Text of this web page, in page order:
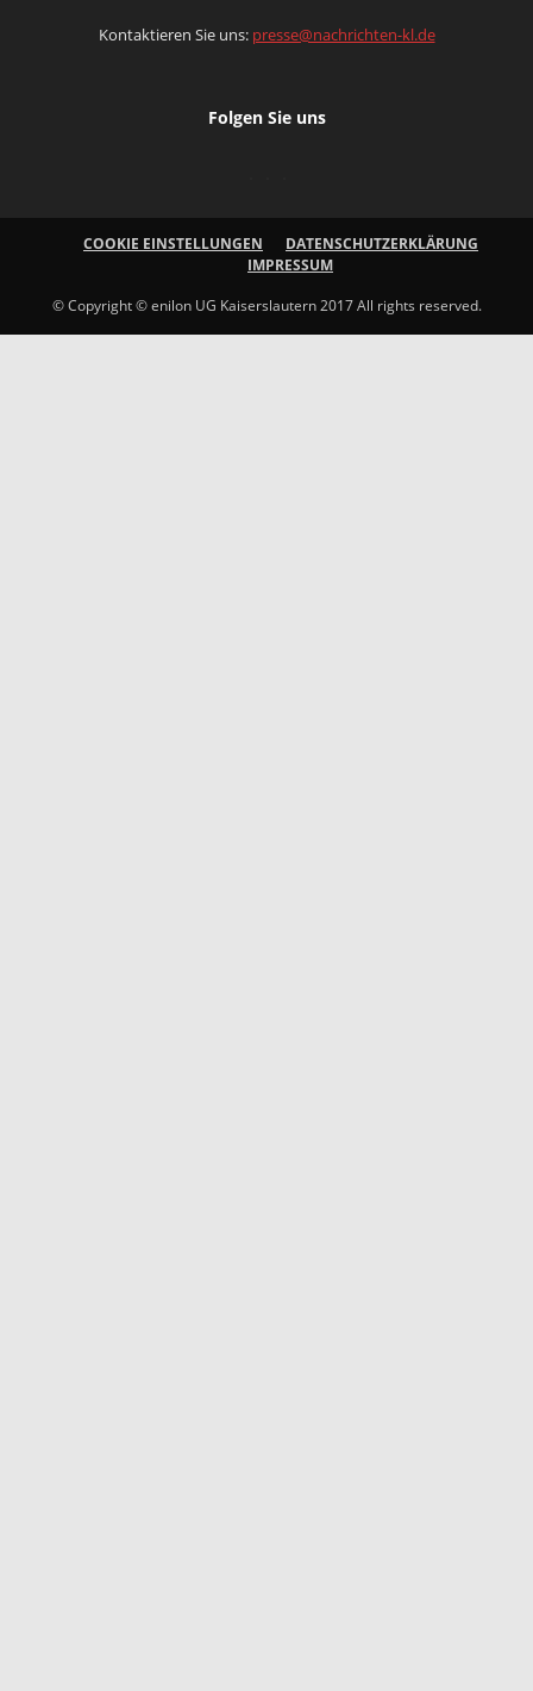
Kontaktieren Sie uns: presse@nachrichten-kl.de
Folgen Sie uns
COOKIE EINSTELLUNGEN
DATENSCHUTZERKLÄRUNG
IMPRESSUM
© Copyright © enilon UG Kaiserslautern 2017 All rights reserved.